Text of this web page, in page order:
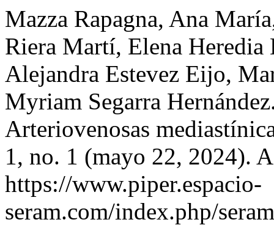
Mazza Rapagna, Ana
Riera Martí, Elena Heredia
Alejandra Estevez Eijo,
Myriam Segarra
Arteriovenosas
1, no. 1 (mayo 22, 2024).
https://www.piper.espacio-
seram.com/index.php/